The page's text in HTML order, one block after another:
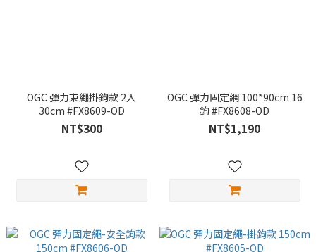
OGC 彈力束繩掛鉤款 2入
30cm #FX8609-OD
NT$300
OGC 彈力固定網 100*90cm 16
鉤 #FX8608-OD
NT$1,190